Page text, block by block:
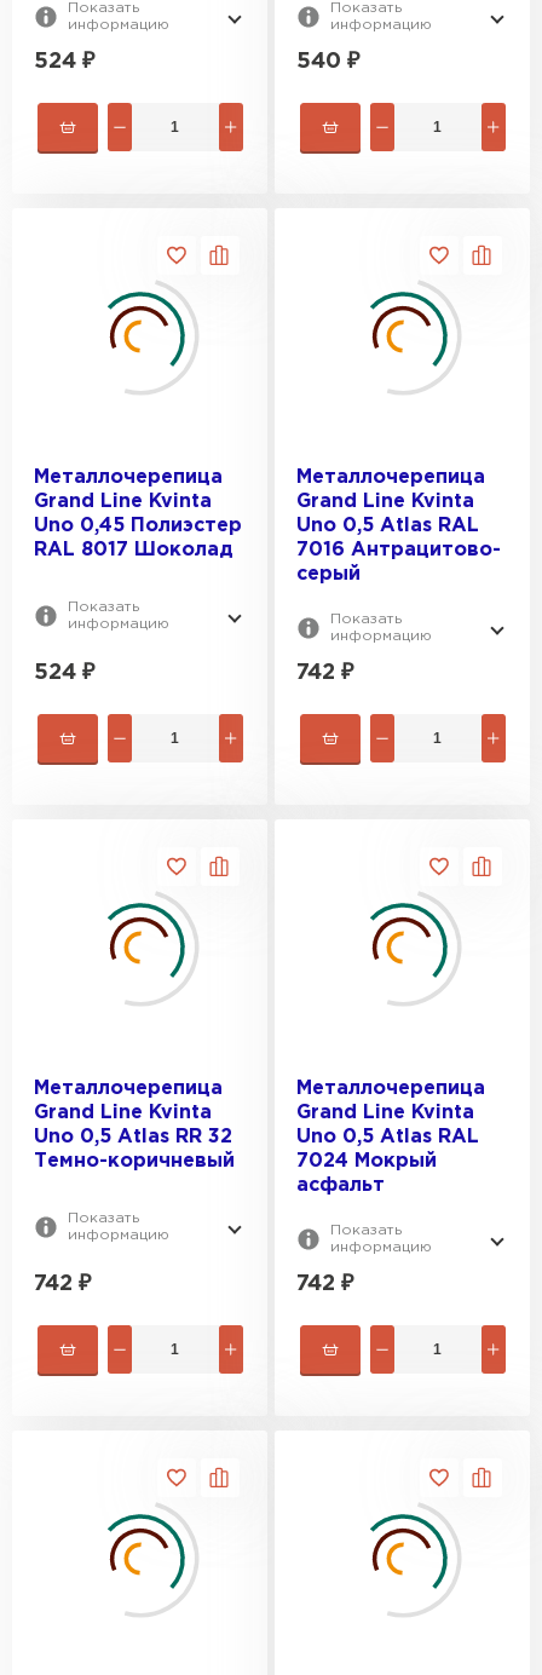
Показать
информацию
524 ₽
Показать
информацию
540 ₽
Металлочерепица
Grand Line Kvinta
Uno 0,45 Полиэстер
RAL 8017 Шоколад
Показать
информацию
524 ₽
Металлочерепица
Grand Line Kvinta
Uno 0,5 Atlas RAL
7016 Антрацитово-
серый
Показать
информацию
742 ₽
Металлочерепица
Grand Line Kvinta
Uno 0,5 Atlas RR 32
Темно-коричневый
Показать
информацию
742 ₽
Металлочерепица
Grand Line Kvinta
Uno 0,5 Atlas RAL
7024 Мокрый
асфальт
Показать
информацию
742 ₽